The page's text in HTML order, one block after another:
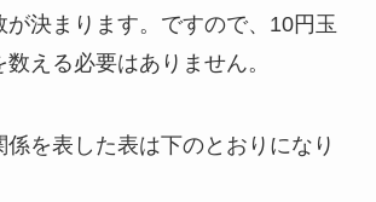
が決まります。ですので、10円玉
える必要はありません。
を表した表は下のとおりになり